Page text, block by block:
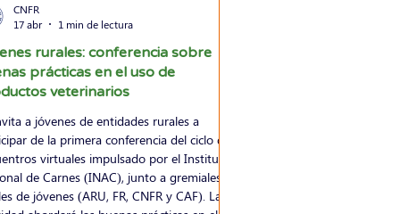
rurales: conferencia sobre
prácticas en el uso de
veterinarios
a jóvenes de entidades rurales a
de la primera conferencia del ciclo de
virtuales impulsado por el Instituto
de Carnes (INAC), junto a gremiales
de jóvenes (ARU, FR, CNFR y CAF). La
CNFR
17 abr
1 min de lectura